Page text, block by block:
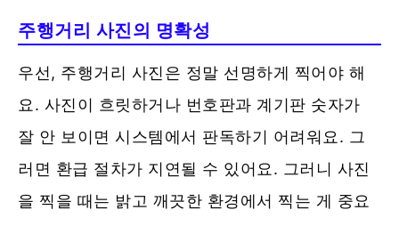
주행거리 사진의 명확성
우선, 주행거리 사진은 정말 선명하게 찍어야 해
요. 사진이 흐릿하거나 번호판과 계기판 숫자가
잘 안 보이면 시스템에서 판독하기 어려워요. 그
러면 환급 절차가 지연될 수 있어요. 그러니 사진
을 찍을 때는 밝고 깨끗한 환경에서 찍는 게 중요